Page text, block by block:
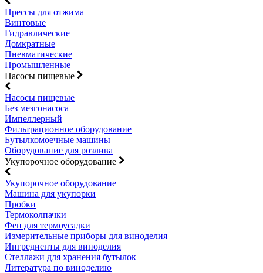
Прессы для отжима
Винтовые
Гидравлические
Домкратные
Пневматические
Промышленные
Насосы пищевые
Насосы пищевые
Без мезгонасоса
Импеллерный
Фильтрационное оборудование
Бутылкомоечные машины
Оборудование для розлива
Укупорочное оборудование
Укупорочное оборудование
Машина для укупорки
Пробки
Термоколпачки
Фен для термоусадки
Измерительные приборы для виноделия
Ингредиенты для виноделия
Стеллажи для хранения бутылок
Литература по виноделию